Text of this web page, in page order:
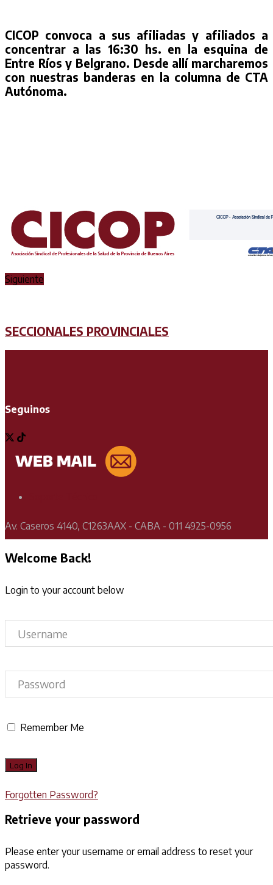
CICOP convoca a sus afiliadas y afiliados a
concentrar a las 16:30 hs. en la esquina de
Entre Ríos y Belgrano. Desde allí marcharemos
con nuestras banderas en la columna de CTA
Autónoma.
Siguiente
SECCIONALES PROVINCIALES
Seguinos
Av. Caseros 4140, C1263AAX - CABA - 011 4925-0956
Welcome Back!
Login to your account below
Remember Me
Forgotten Password?
Retrieve your password
Please enter your username or email address to reset your
password.